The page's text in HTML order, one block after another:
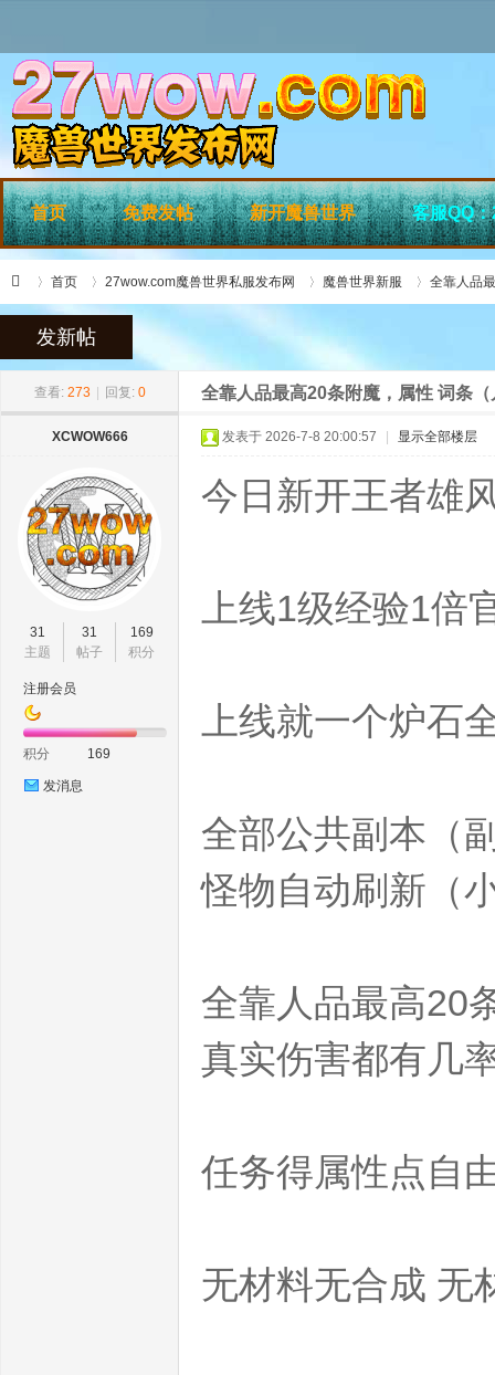
首页 免费发帖 新开魔兽世界 客服QQ
首页 27wow.com魔兽世界私服发布网 魔兽世界新服 全靠人品
发新帖
查看: 273 回复: 0 全靠人品最高20条附魔，属性 词条
XCWOW666
31
主题
31
帖子
169
积分
注册会员
积分 169
发消息
发表于 2026-7-8 20:00:57 显示全部楼层
今日新开王者雄
上线1级经验1倍
上线就一个炉石
全部公共副本（
怪物自动刷新（
全靠人品最高20
真实伤害都有几
任务得属性点自
无材料无合成 无